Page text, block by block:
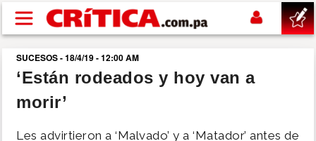
Pasar al contenido principal
buscar
SUCESOS
SUCESOS - 18/4/19 - 12:00 AM
‘Están rodeados y hoy van a
morir’
Les advirtieron a ‘Malvado’ y a ‘Matador’ antes de